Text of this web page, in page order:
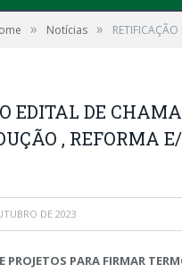
» Notícias »
EDITAL DE
, REFORMA
DE 2023
PROJETOS PARA FIRMAR